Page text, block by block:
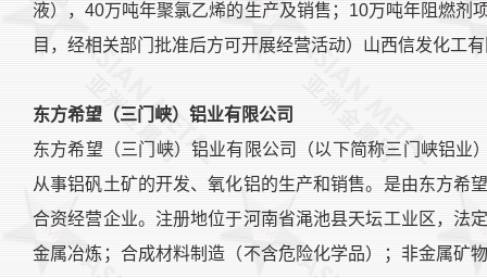
液），40万吨年聚氯乙烯的生产及销售；10万吨年阻燃剂
目，经相关部门批准后方可开展经营活动）山西信发化工
东方希望（三门峡）铝业有限公司
东方希望（三门峡）铝业有限公司（以下简称三门峡铝业
从事铝矾土矿的开发、氧化铝的生产和销售。是由东方希
合资经营企业。注册地位于河南省渑池县天坛工业区，法
金属冶炼；合成材料制造（不含危险化学品）；非金属矿